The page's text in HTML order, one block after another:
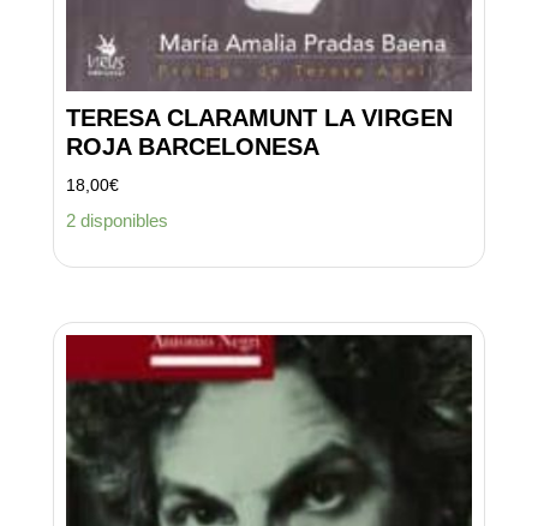
TERESA CLARAMUNT LA VIRGEN
ROJA BARCELONESA
18,00€
2 disponibles